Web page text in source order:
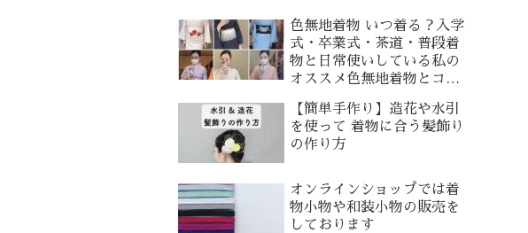
色無地着物 いつ着る？入学
式・卒業式・茶道・普段着
物と日常使いしている私の
オススメ色無地着物とコー
【簡単手作り】造花や水引
を使って 着物に合う髪飾り
の作り方
オンラインショップでは着
物小物や和装小物の販売を
しております